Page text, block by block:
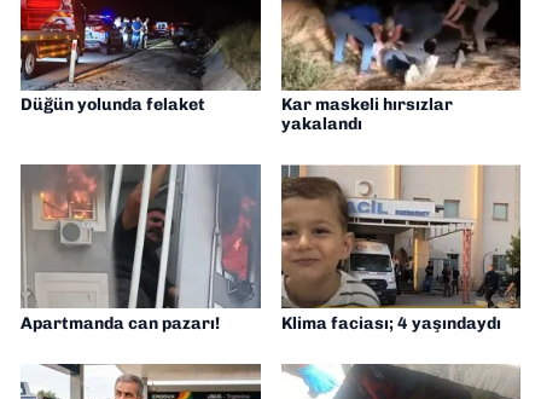
Düğün yolunda felaket
Kar maskeli hırsızlar
yakalandı
Apartmanda can pazarı! Klima faciası; 4 yaşındaydı